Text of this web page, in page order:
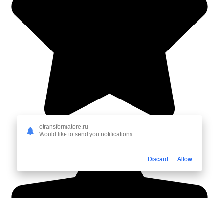
otransformatore.ru
Would like to send you notifications
Discard Allow